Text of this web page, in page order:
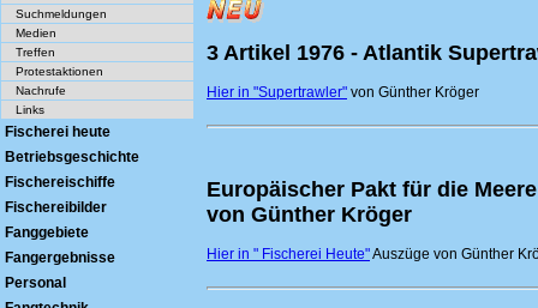
Suchmeldungen
Medien
Treffen
Protestaktionen
Nachrufe
Links
Fischerei heute
Betriebsgeschichte
Fischereischiffe
Fischereibilder
Fanggebiete
Fangergebnisse
Personal
3 Artikel 1976 - Atlantik
Hier in "Supertrawler" von Günther Kröger
Europäischer Pakt für die
von Günther Kröger
Hier in " Fischerei Heute"Auszüge von Günther